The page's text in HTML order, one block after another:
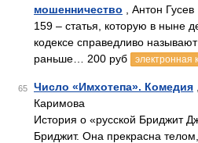
мошенничество , Антон Гусев
159 – статья, которую в ныне
кодексе справедливо
раньше… 200 руб
электронная
65 Число «Имхотепа». Комедия
Каримова
История о «русской Бриджит
Бриджит. Она прекрасна